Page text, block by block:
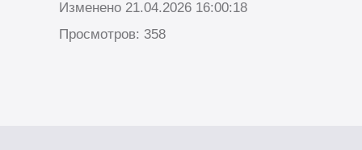
Изменено 21.04.2026 16:00:18
Просмотров: 358